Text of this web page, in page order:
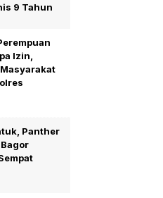
9 Tahun
Izin,
Panther